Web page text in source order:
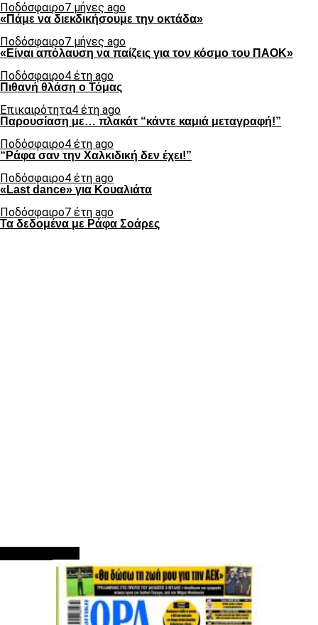
Ποδόσφαιρο7 μήνες ago
«Πάμε να διεκδικήσουμε την οκτάδα»
Ποδόσφαιρο7 μήνες ago
«Είναι απόλαυση να παίζεις για τον κόσμο του ΠΑΟΚ»
Ποδόσφαιρο4 έτη ago
Πιθανή θλάση ο Τόμας
Επικαιρότητα4 έτη ago
Παρουσίαση με… πλακάτ “κάντε καμιά μεταγραφή!”
Ποδόσφαιρο4 έτη ago
“Ράφα σαν την Χαλκιδική δεν έχει!”
Ποδόσφαιρο4 έτη ago
«Last dance» για Κουαλιάτα
Ποδόσφαιρο7 έτη ago
Τα δεδομένα με Ράφα Σοάρες